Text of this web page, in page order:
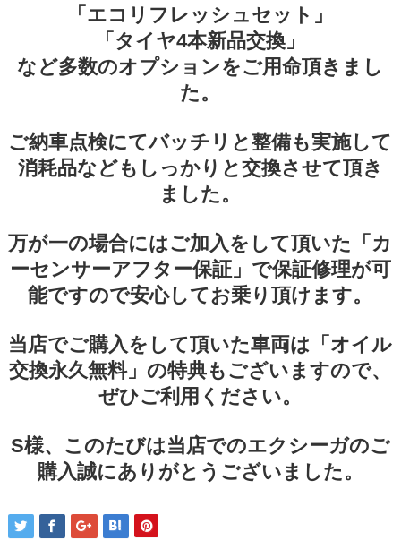
「エコリフレッシュセット」
「タイヤ4本新品交換」
など多数のオプションをご用命頂きまし
た。
ご納車点検にてバッチリと整備も実施して
消耗品などもしっかりと交換させて頂き
ました。
万が一の場合にはご加入をして頂いた「カ
ーセンサーアフター保証」で保証修理が可
能ですので安心してお乗り頂けます。
当店でご購入をして頂いた車両は「オイル
交換永久無料」の特典もございますので、
ぜひご利用ください。
S様、このたびは当店でのエクシーガのご
購入誠にありがとうございました。